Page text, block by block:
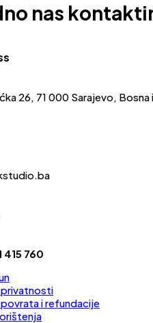
nas
26, 71 000 Sarajevo,
415 760
i refundacije